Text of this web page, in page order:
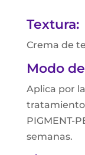
Textura:
Crema de
Modo
Aplica por
tratamiento
PIGMENT-
semanas.